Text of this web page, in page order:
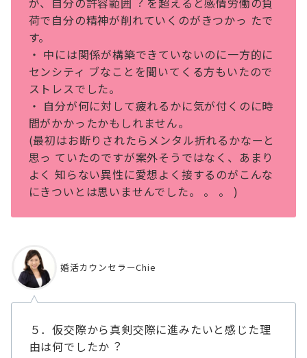
荷で⾃分の精神が削れていくのがきつかっ たで
す。
・ 中には関係が構築できていないのに⼀⽅的に
センシティ ブなことを聞いてくる⽅もいたので
ストレスでした。
・ ⾃分が何に対して疲れるかに気が付くのに時
間がかかったかもしれません。
(最初はお断りされたらメンタル折れるかなーと
思っ ていたのですが案外そうではなく、あまり
よく 知らない異性に愛想よく接するのがこんな
にきついとは思いませんでした。 。 。 )
婚活カウンセラーChie
５．仮交際から真剣交際に進みたいと感じた理
由は何でしたか︖